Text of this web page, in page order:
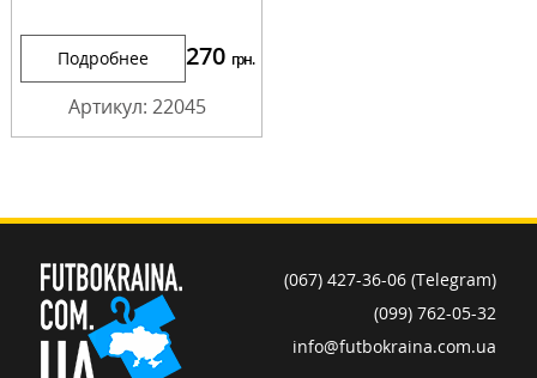
Подробнее 270 грн.
Артикул: 22045
(067) 427-36-06 (Telegram)
(099) 762-05-32
info@futbokraina.com.ua